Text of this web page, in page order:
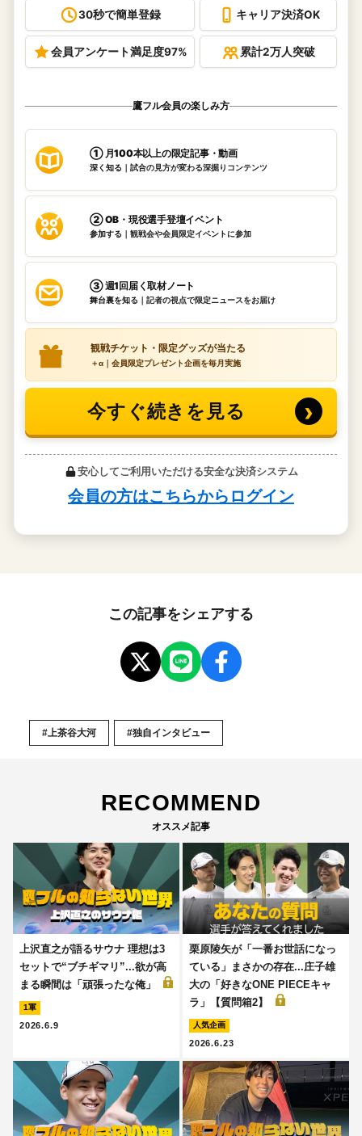
この記事をシェアする
#上茶谷大河 #独自インタビュー
RECOMMEND
オススメ記事
上沢直之が語るサウナ 理想は3
セットで“ブチギマリ”...欲が高
まる瞬間は「頑張ったな俺」
1軍
2026.6.9
栗原陵矢が「一番お世話になっ
ている」まさかの存在...庄子雄
大の「好きなONE PIECEキャ
ラ」【質問箱2】
人気企画
2026.6.23